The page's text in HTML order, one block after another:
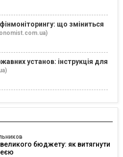
що зміниться
установ: інструкція для
бюджету: як витягнути